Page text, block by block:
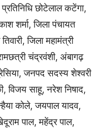
छोटेलाल कटेंगा,
शर्मा, जिला पंचायत
जिला महामंत्री
चंद्रवंशी, अंबागढ़
जनपद सदस्य शेश्वरी
विजय साहू, नरेश निषाद,
कोले, जयपाल यादव,
पाल, महेंद्र पाल,